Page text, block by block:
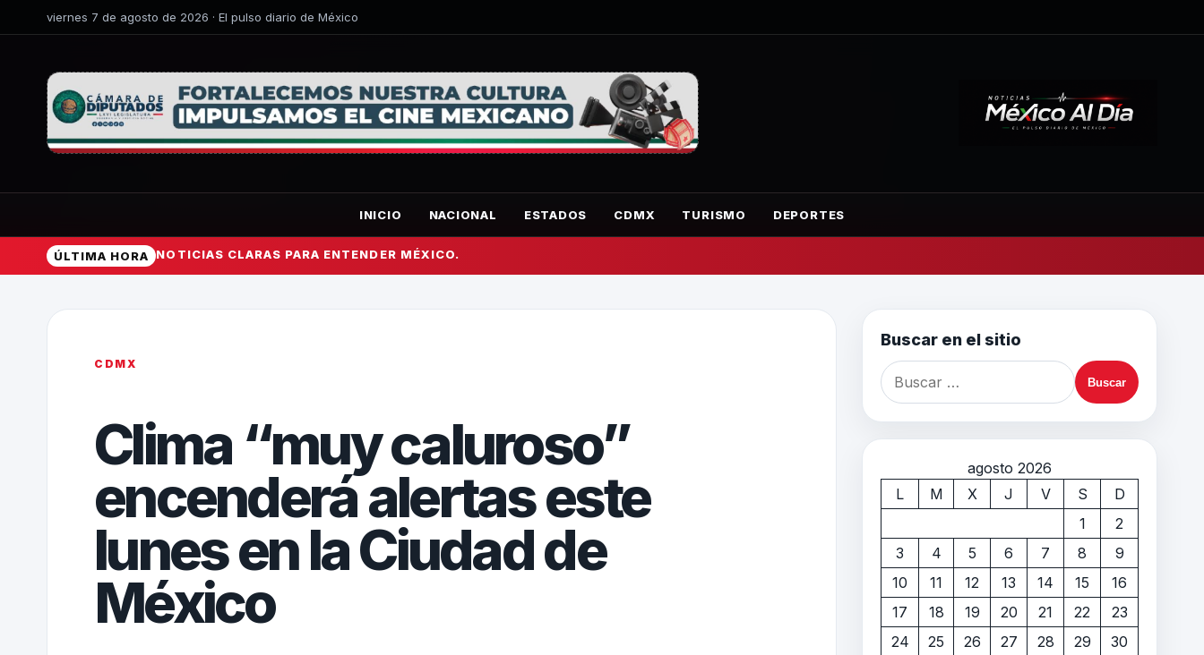
viernes 7 de agosto de 2026 · El pulso diario de México
INICIO NACIONAL ESTADOS CDMX TURISMO DEPORTES
ÚLTIMA HORA NOTICIAS CLARAS PARA ENTENDER MÉXICO.
CDMX
Clima “muy caluroso”
encenderá alertas este
lunes en la Ciudad de
México
Buscar en el sitio
agosto 2026
L
M X J V S
D
1
2
3
4 5 6 7 8
9
10
11 12 13 14 15
16
17
18 19 20 21 22
23
24
25 26 27 28 29
30